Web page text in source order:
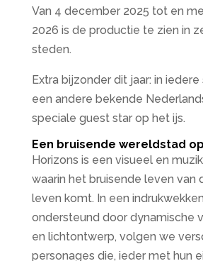
Van 4 december 2025 tot en
2026 is de productie te zien in
steden.
Extra bijzonder dit jaar: in
een andere bekende
speciale guest star op het ijs.
Een bruisende wereldstad
Horizons is een visueel en
waarin het bruisende leven van
leven komt. In een
ondersteund door dynamische
en lichtontwerp, volgen we
personages die, ieder met hun